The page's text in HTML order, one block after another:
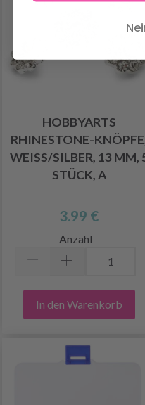
HOBBYARTS
RHINESTONE-
WEISS/SILBER, 13 MM, 5
TÜCK, A
3.99 €
Anzahl
In den Warenkorb